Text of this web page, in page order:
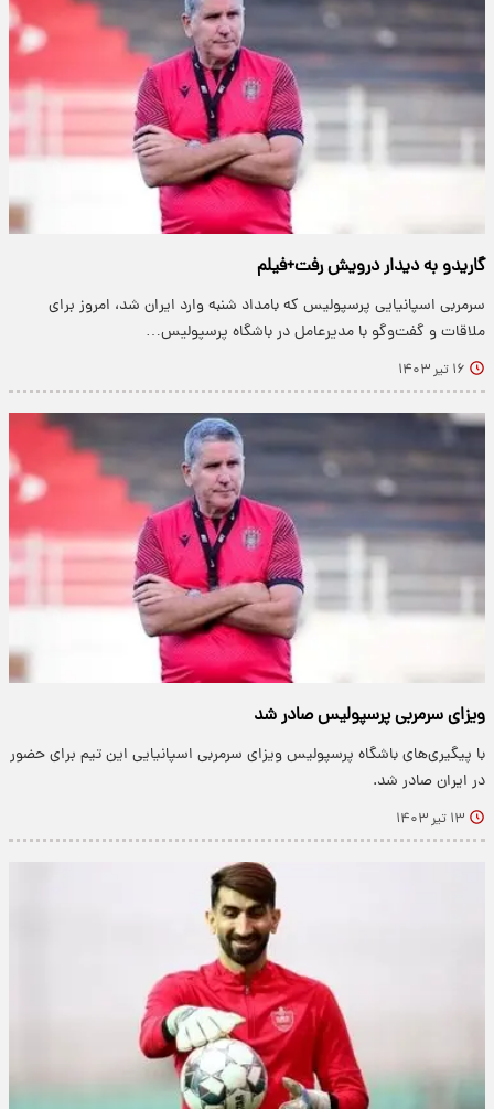
گاریدو به دیدار درویش رفت+فیلم
سرمربی اسپانیایی پرسپولیس که بامداد شنبه وارد ایران شد، امروز برای
ملاقات و گفت‌وگو با مدیرعامل در باشگاه پرسپولیس…
۱۶ تیر ۱۴۰۳
ویزای سرمربی پرسپولیس صادر شد
با پیگیری‌های باشگاه پرسپولیس ویزای سرمربی اسپانیایی این تیم برای حضور
در ایران صادر شد.
۱۳ تیر ۱۴۰۳